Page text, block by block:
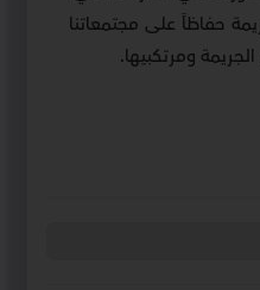
حفاظاً على مجتمعاتنا
ومرتكبيها.